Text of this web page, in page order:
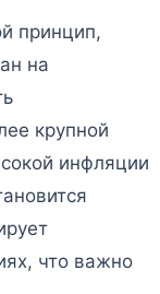
принцип,
на
крупной
инфляции
что важно